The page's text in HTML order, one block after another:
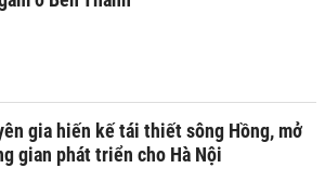
gia hiến kế tái thiết sông Hồng, mở
gian phát triển cho Hà Nội